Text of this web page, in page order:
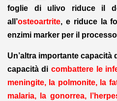
foglie di ulivo riduce il
all’osteoartrite, e riduce la
enzimi marker per il
Un’altra importante capacità
capacità di combattere le
meningite, la polmonite, la
malaria, la gonorrea,